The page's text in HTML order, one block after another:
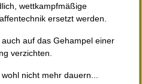
wettkampfmäßige
ersetzt werden.
auf das Gehampel einer
verzichten.
nicht mehr dauern...